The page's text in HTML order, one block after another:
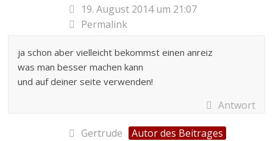
19. August 2014 um 21:07
Permalink
ja schon aber vielleicht bekommst einen anreiz
was man besser machen kann
und auf deiner seite verwenden!
Antwort
Gertrude
Autor des Beitrages